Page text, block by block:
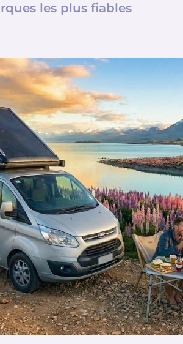
les plus fiables